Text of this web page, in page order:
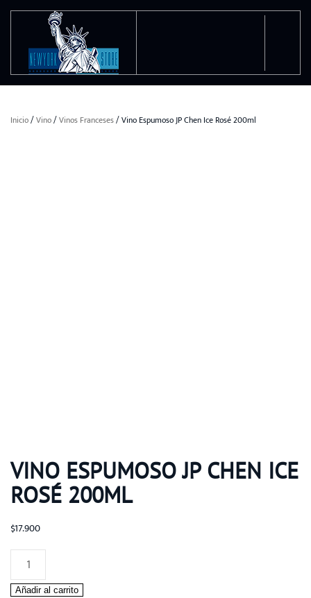
Ir al contenido principal
Inicio/Vino/Vinos Franceses/ Vino Espumoso JP Chen Ice Rosé 200ml
VINO ESPUMOSO JP CHEN ICE
ROSÉ 200ML
$17.900
Vino
Espumoso
Añadir al carrito